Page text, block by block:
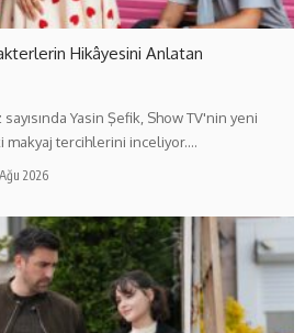
Hikâyesini Anlatan
Yasin Şefik, Show TV'nin yeni
makyaj tercihlerini inceliyor.…
2026